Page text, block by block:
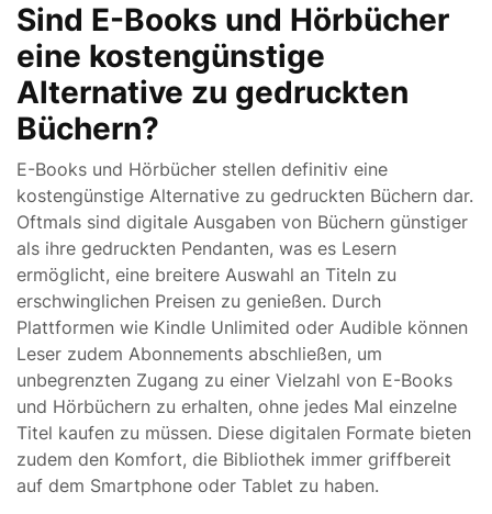
Sind E-Books und Hörbücher
eine kostengünstige
Alternative zu gedruckten
Büchern?
E-Books und Hörbücher stellen definitiv eine
kostengünstige Alternative zu gedruckten Büchern dar.
Oftmals sind digitale Ausgaben von Büchern günstiger
als ihre gedruckten Pendanten, was es Lesern
ermöglicht, eine breitere Auswahl an Titeln zu
erschwinglichen Preisen zu genießen. Durch
Plattformen wie Kindle Unlimited oder Audible können
Leser zudem Abonnements abschließen, um
unbegrenzten Zugang zu einer Vielzahl von E-Books
und Hörbüchern zu erhalten, ohne jedes Mal einzelne
Titel kaufen zu müssen. Diese digitalen Formate bieten
zudem den Komfort, die Bibliothek immer griffbereit
auf dem Smartphone oder Tablet zu haben.